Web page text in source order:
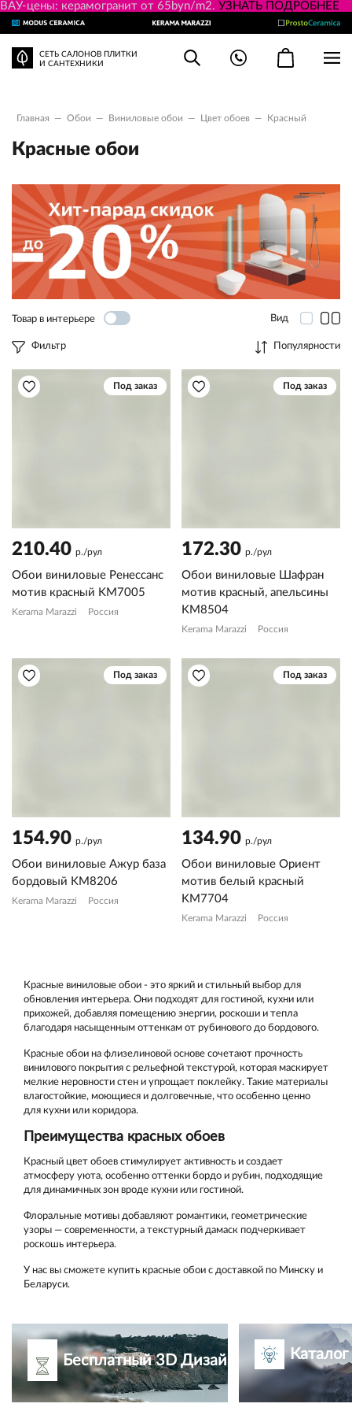
ВАУ-цены: керамогранит от 65byn/m2. УЗНАТЬ ПОДРОБНЕЕ
СЕТЬ САЛОНОВ ПЛИТКИ
И САНТЕХНИКИ
Главная — Обои — Виниловыe обои — Цвет обоев — Красный
Красные обои
Популярности
Товар в интерьере Вид
Фильтр
Под заказ
210.40 р./рул
Обои виниловые Ренессанс
мотив красный KM7005
Kerama Marazzi Россия
Под заказ
172.30 р./рул
Обои виниловые Шафран
мотив красный, апельсины
KM8504
Kerama Marazzi Россия
Под заказ
154.90 р./рул
Обои виниловые Ажур база
бордовый KM8206
Kerama Marazzi Россия
Под заказ
134.90 р./рул
Обои виниловые Ориент
мотив белый красный
KM7704
Kerama Marazzi Россия
Красные виниловые обои - это яркий и стильный выбор для
обновления интерьера. Они подходят для гостиной, кухни или
прихожей, добавляя помещению энергии, роскоши и тепла
благодаря насыщенным оттенкам от рубинового до бордового.
Красные обои на флизелиновой основе сочетают прочность
винилового покрытия с рельефной текстурой, которая маскирует
мелкие неровности стен и упрощает поклейку. Такие материалы
влагостойкие, моющиеся и долговечные, что особенно ценно
для кухни или коридора.
Преимущества красных обоев
Красный цвет обоев стимулирует активность и создает
атмосферу уюта, особенно оттенки бордо и рубин, подходящие
для динамичных зон вроде кухни или гостиной.
Флоральные мотивы добавляют романтики, геометрические
узоры — современности, а текстурный дамаск подчеркивает
роскошь интерьера.
У нас вы сможете купить красные обои с доставкой по Минску и
Беларуси.
Бесплатный 3D Дизайн-проект